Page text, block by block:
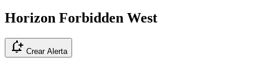
Horizon Forbidden West
notification_add Crear Alerta